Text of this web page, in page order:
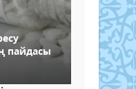
пайдасы